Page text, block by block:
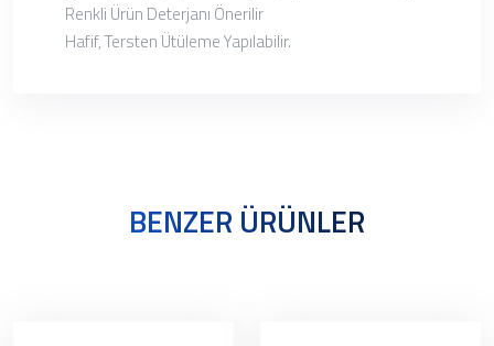
Renkli Ürün Deterjanı Önerilir
Hafif, Tersten Ütüleme Yapılabilir.
BENZER ÜRÜNLER